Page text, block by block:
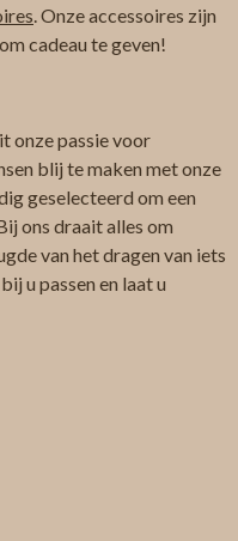
. Onze accessoires zijn
cadeau te geven!
onze passie voor
blij te maken met onze
geselecteerd om een
ons draait alles om
van het dragen van iets
u passen en laat u